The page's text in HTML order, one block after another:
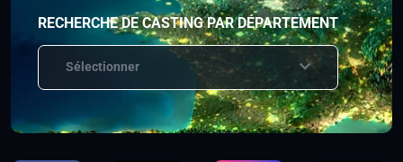
RECHERCHE DE CASTING PAR DÉPARTEMENT
Sélectionner